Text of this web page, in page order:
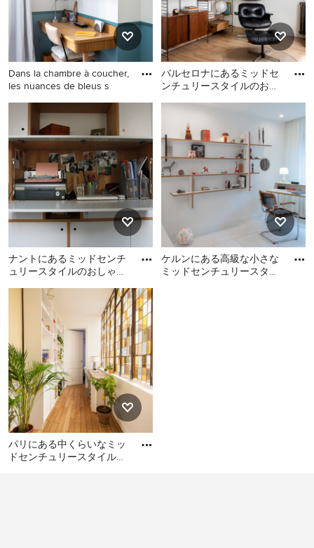
業績を上げるこだわりの仕事部屋のインテリアやレイア
ウトを、Houzzに登録されている写真を参考にしながら
専門家と一緒に考えましょう。
ミッドセンチュリースタイルの書斎は最高のホームオフ
ィス
大人になり、家族が増えると、個室を持つことが減って
きます。でも、やはり憧れるのは狭い部屋でもいいから
自分のプライベートスペース＝書斎を持つこと。書斎は
静かに本を読むだけでなく、趣味に没頭する部屋、パソ
コンなどを持ち込んで集中して在宅ワークをする部屋で
もあります。書斎、そこはまさしく“自分の城”。お気に
入りのデスクや椅子、大きめの本棚や飾り棚など、自分
のセンスを活かした部屋のレイアウトを楽しみましょ
う。プライベートな空間だからこそ他の部屋とはテイス
トを変え、個性を反映させた思い切った演出も可能で
す。
そんなスペースは確保できない？ それなら、リビング
の一角やキッチンの一角に、コンパクトなワークスペー
スを用意してみてはいかがでしょうか。小さなデスクと
パソコンをリビングやキッチンの隅に設置すれば、家事
動線の延長としてもパソコンを使えて効率的ですね。あ
とは、デスクライトと簡易の本棚、書類の収納スペース
を用意すれば、あなただけの書斎のできあがりです！
自宅に仕事部屋を作るときの鉄則
Dans la chambre à coucher,
les nuances de bleus s
パリにある高級な小さなミ
ッドセンチュリースタイル
のおしゃれな書斎 (青い壁、
淡色無垢フローリング) の写
真
バルセロナにあるミッドセ
ンチュリースタイルのおし
斎の写真
バルセロナにあるミッドセ
ンチュリースタイルのおし
ゃれなホームオフィス・書
斎の写真
ナントにあるミッドセンチ
ュリースタイルのおしゃれ
写真
ナントにあるミッドセンチ
ュリースタイルのおしゃれ
なホームオフィス・書斎の
ケルンにある高級な小さな
ミッドセンチュリースタイ
パリにある中くらいなミッ
ドセンチュリースタイルの